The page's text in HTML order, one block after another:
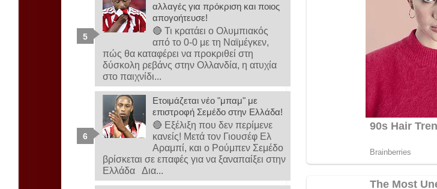
αλλαγές για πρόκριση και ποιος
απογοήτευσε!
🔴 Τι κρατάει ο Ολυμπιακός
από το 0-0 με τη Ναϊμέγκεν,
πώς θα καταφέρει να προκριθεί στη
δύσκολη ρεβάνς στην Ολλανδία, η ατυχία
στο παιχνίδι...
Ετοιμάζεται νέο "μπαμ" με
επιστροφή Σεμέδο στην Ελλάδα!
🔴 Εξέλιξη που δεν περίμενε
κανείς! Μετά τον Γιουσέφ Ελ
Αραμπί, και ο Ρούμπεν Σεμέδο
βρίσκεται σε επαφές για να ξαναπαίξει στην
Ελλάδα Δια...